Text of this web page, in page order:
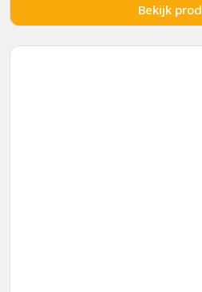
Bekijk